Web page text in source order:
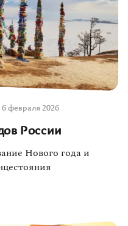
6 февраля 2026
России
Нового года и